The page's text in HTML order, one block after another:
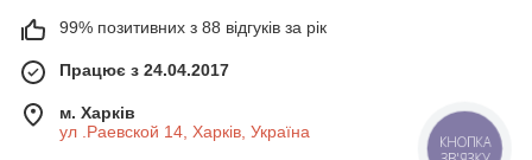
99% позитивних з 88 відгуків за рік
Працює з 24.04.2017
м. Харків
ул .Раевской 14, Харків, Україна
КНОПКА
ЗВ'ЯЗКУ